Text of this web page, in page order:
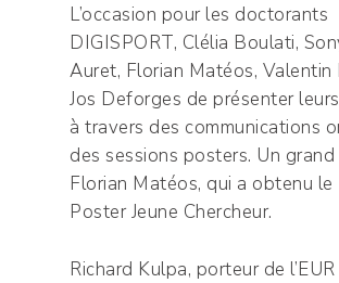
L’occasion pour les doctorants
DIGISPORT, Clélia Boulati,
Auret, Florian Matéos, Valentin
Jos Deforges de présenter
à travers des communications
des sessions posters. Un
Florian Matéos, qui a obtenu le
Poster Jeune Chercheur.
Richard Kulpa, porteur de l’EUR